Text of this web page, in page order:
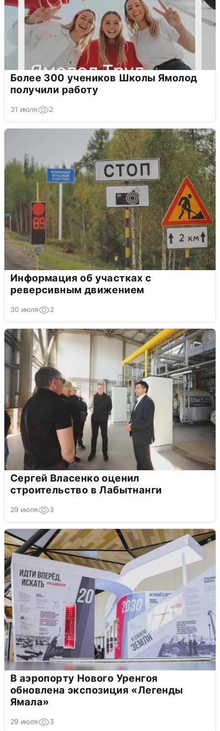
Более 300 учеников Школы Ямолод
получили работу
31 июля 2
Информация об участках с
реверсивным движением
30 июля 2
Сергей Власенко оценил
строительство в Лабытнанги
29 июля 3
В аэропорту Нового Уренгоя
обновлена экспозиция «Легенды
Ямала»
29 июля 3